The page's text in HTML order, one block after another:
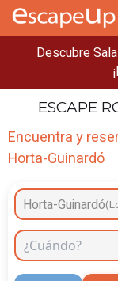
Descubre
ESCAPE
Encuentra y
Horta-Guinardó
Horta-Guinardó